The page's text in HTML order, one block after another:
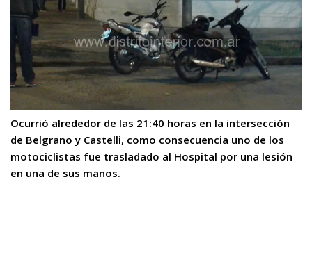
Ocurrió alrededor de las 21:40 horas en la intersección
de Belgrano y Castelli, como consecuencia uno de los
motociclistas fue trasladado al Hospital por una lesión
en una de sus manos.